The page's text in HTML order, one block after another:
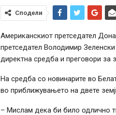
Сподели
Aмериканскиот претседател
претседател Володимир
директна средба и преговори за
На средба со новинарите во
во приближувањето на двете
– Мислам дека би било одлично